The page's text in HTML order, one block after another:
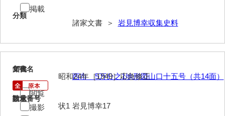
神本正律文書
木梨家文書
分類
諸家文書 ＞ 岩見博幸収集史料
掲載
17
文書名
西市 5万分之1地形図山口十五号（共14面）
請求番号
岩見博幸17
年代
昭和24年［1949］応急修正
数量
状1
閲覧
撮影